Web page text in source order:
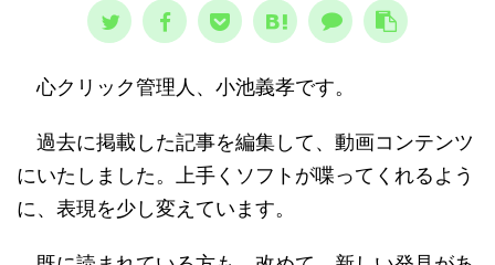
心クリック管理人、小池義孝です。
過去に掲載した記事を編集して、動画コンテンツ
にいたしました。上手くソフトが喋ってくれるよう
に、表現を少し変えています。